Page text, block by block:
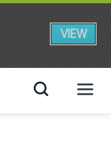
VIEW